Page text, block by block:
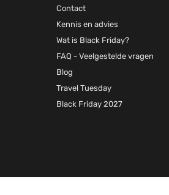
Contact
Kennis en advies
Wat is Black Friday?
FAQ - Veelgestelde vragen
Blog
Travel Tuesday
Black Friday 2027